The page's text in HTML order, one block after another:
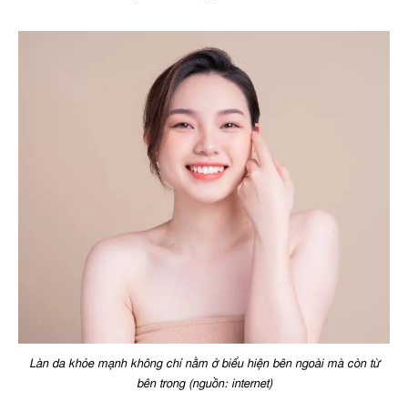
Làn da khỏe mạnh không chỉ nằm ở biểu hiện bên ngoài mà còn từ
bên trong (nguồn: internet)